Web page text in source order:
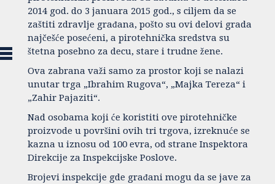
2014 god. do 3 januara 2015 god., s ciljem da se
zaštiti zdravlje građana, pošto su ovi delovi grada
najčešće posećeni, a pirotehnička sredstva su
štetna posebno za decu, stare i trudne žene.
Ova zabrana važi samo za prostor koji se nalazi
unutar trga „Ibrahim Rugova“, „Majka Tereza“ i
„Zahir Pajaziti“.
Nad osobama koji će koristiti ove pirotehničke
proizvode u površini ovih tri trgova, izreknuće se
kazna u iznosu od 100 evra, od strane Inspektora
Direkcije za Inspekcijske Poslove.
Brojevi inspekcije gde građani mogu da se jave za